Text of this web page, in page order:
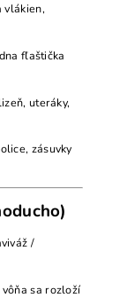
vlákien,
fľaštička
uteráky,
zásuvky
/
sa rozloží